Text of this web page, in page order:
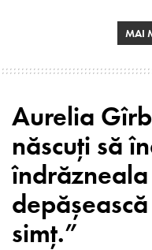
MAI
Aurelia
născuți să
simț.”